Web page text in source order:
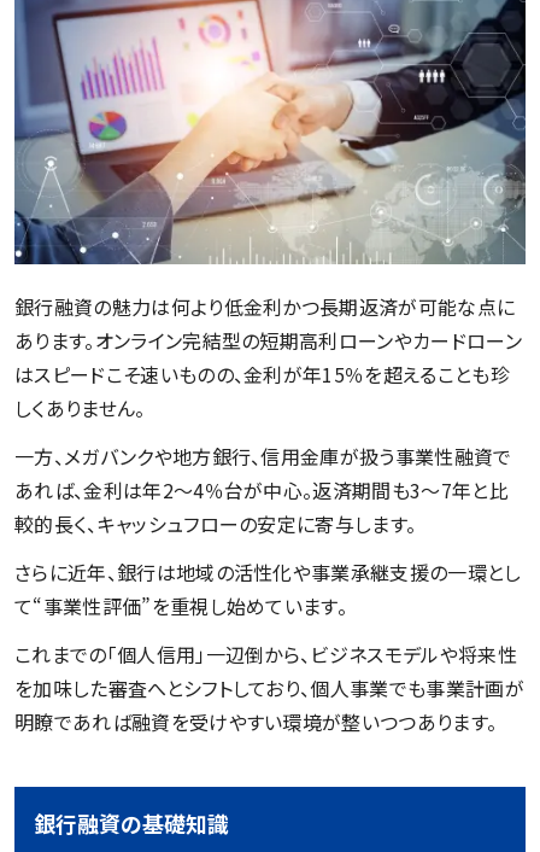
銀行融資の魅力は何より低金利かつ長期返済が可能な点に
あります。オンライン完結型の短期高利ローンやカードローン
はスピードこそ速いものの、金利が年15％を超えることも珍
しくありません。
一方、メガバンクや地方銀行、信用金庫が扱う事業性融資で
あれば、金利は年2〜4％台が中心。返済期間も3〜7年と比
較的長く、キャッシュフローの安定に寄与します。
さらに近年、銀行は地域の活性化や事業承継支援の一環とし
て“事業性評価”を重視し始めています。
これまでの「個人信用」一辺倒から、ビジネスモデルや将来性
を加味した審査へとシフトしており、個人事業でも事業計画が
明瞭であれば融資を受けやすい環境が整いつつあります。
銀行融資の基礎知識